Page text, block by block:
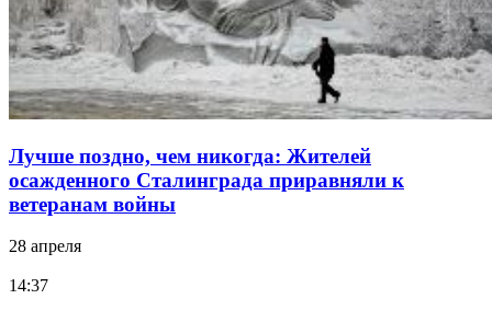
Лучше поздно, чем никогда: Жителей
осажденного Сталинграда приравняли к
ветеранам войны
28 апреля
14:37